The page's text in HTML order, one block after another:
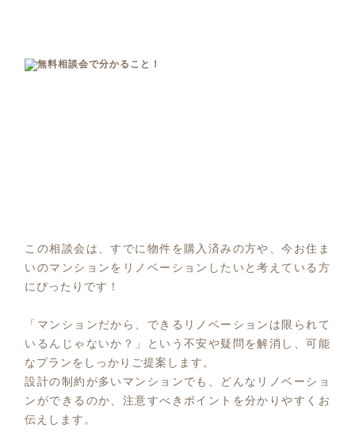
この相談会は、すでに物件を購入済みの方や、今お住ま
いのマンションをリノベーションしたいと考えている方
にぴったりです！
「マンションだから、できるリノベーションは限られて
いるんじゃないか？」という不安や疑問を解消し、可能
なプランをしっかりご提案します。
設計の制約が多いマンションでも、どんなリノベーショ
ンができるのか、注意すべきポイントを分かりやすくお
伝えします。